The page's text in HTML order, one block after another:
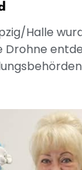
Halle